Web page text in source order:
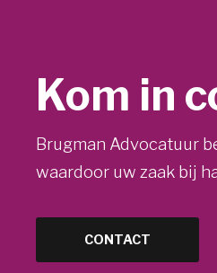
Kom in
Brugman Advocatuur
waardoor uw zaak bij
CONTACT